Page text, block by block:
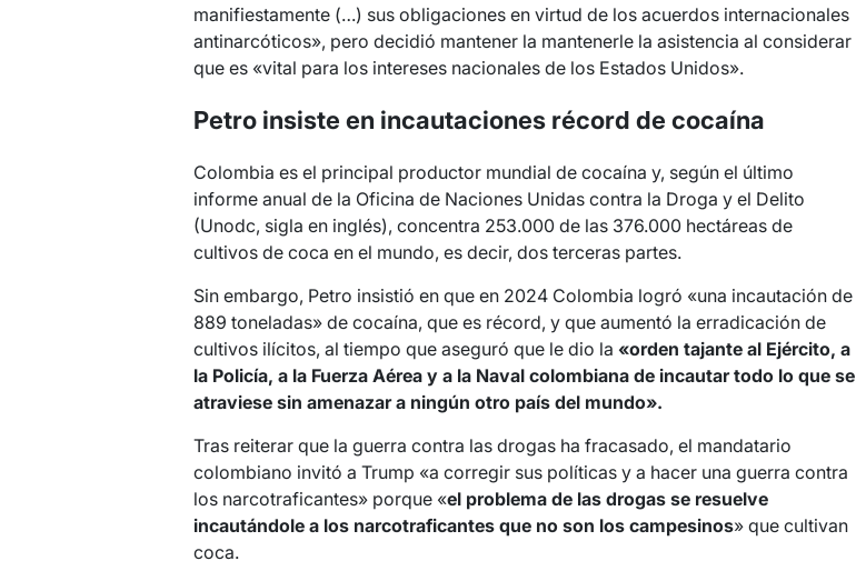
manifiestamente (…) sus obligaciones en virtud de los acuerdos internacionales
antinarcóticos», pero decidió mantener la mantenerle la asistencia al considerar
que es «vital para los intereses nacionales de los Estados Unidos».
Petro insiste en incautaciones récord de cocaína
Colombia es el principal productor mundial de cocaína y, según el último
informe anual de la Oficina de Naciones Unidas contra la Droga y el Delito
(Unodc, sigla en inglés), concentra 253.000 de las 376.000 hectáreas de
cultivos de coca en el mundo, es decir, dos terceras partes.
Sin embargo, Petro insistió en que en 2024 Colombia logró «una incautación de
889 toneladas» de cocaína, que es récord, y que aumentó la erradicación de
cultivos ilícitos, al tiempo que aseguró que le dio la «orden tajante al Ejército, a
la Policía, a la Fuerza Aérea y a la Naval colombiana de incautar todo lo que se
atraviese sin amenazar a ningún otro país del mundo».
Tras reiterar que la guerra contra las drogas ha fracasado, el mandatario
colombiano invitó a Trump «a corregir sus políticas y a hacer una guerra contra
los narcotraficantes» porque «el problema de las drogas se resuelve
incautándole a los narcotraficantes que no son los campesinos» que cultivan
coca.